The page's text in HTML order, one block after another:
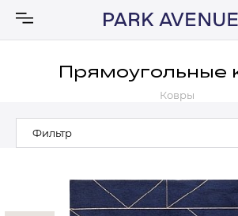
Ковры
Мебель
Прямоугольные
Ковры
Фильтр